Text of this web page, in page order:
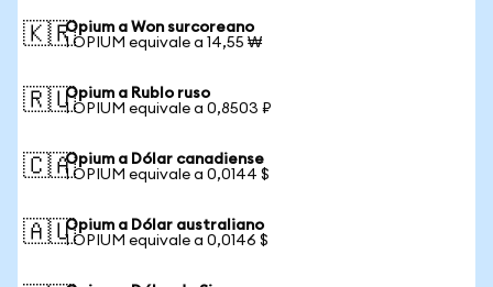
🇰🇷Opium a Won surcoreano
1 OPIUM equivale a 14,55 ₩
🇷🇺Opium a Rublo ruso
1 OPIUM equivale a 0,8503 ₽
🇨🇦Opium a Dólar canadiense
1 OPIUM equivale a 0,0144 $
🇦🇺Opium a Dólar australiano
1 OPIUM equivale a 0,0146 $